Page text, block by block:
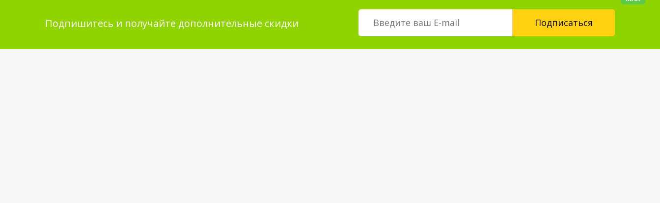
Подпишитесь и получайте дополнительные скидки